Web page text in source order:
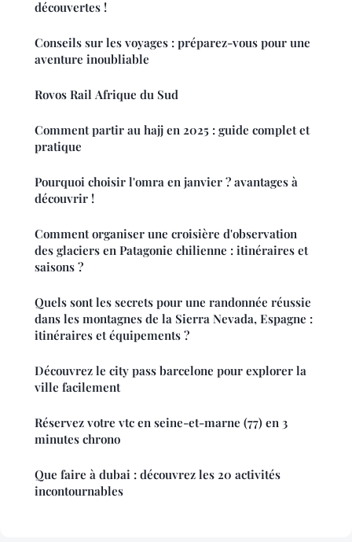
découvertes !
Conseils sur les voyages : préparez-vous pour une
aventure inoubliable
Rovos Rail Afrique du Sud
Comment partir au hajj en 2025 : guide complet et
pratique
Pourquoi choisir l'omra en janvier ? avantages à
découvrir !
Comment organiser une croisière d'observation
des glaciers en Patagonie chilienne : itinéraires et
saisons ?
Quels sont les secrets pour une randonnée réussie
dans les montagnes de la Sierra Nevada, Espagne :
itinéraires et équipements ?
Découvrez le city pass barcelone pour explorer la
ville facilement
Réservez votre vtc en seine-et-marne (77) en 3
minutes chrono
Que faire à dubai : découvrez les 20 activités
incontournables